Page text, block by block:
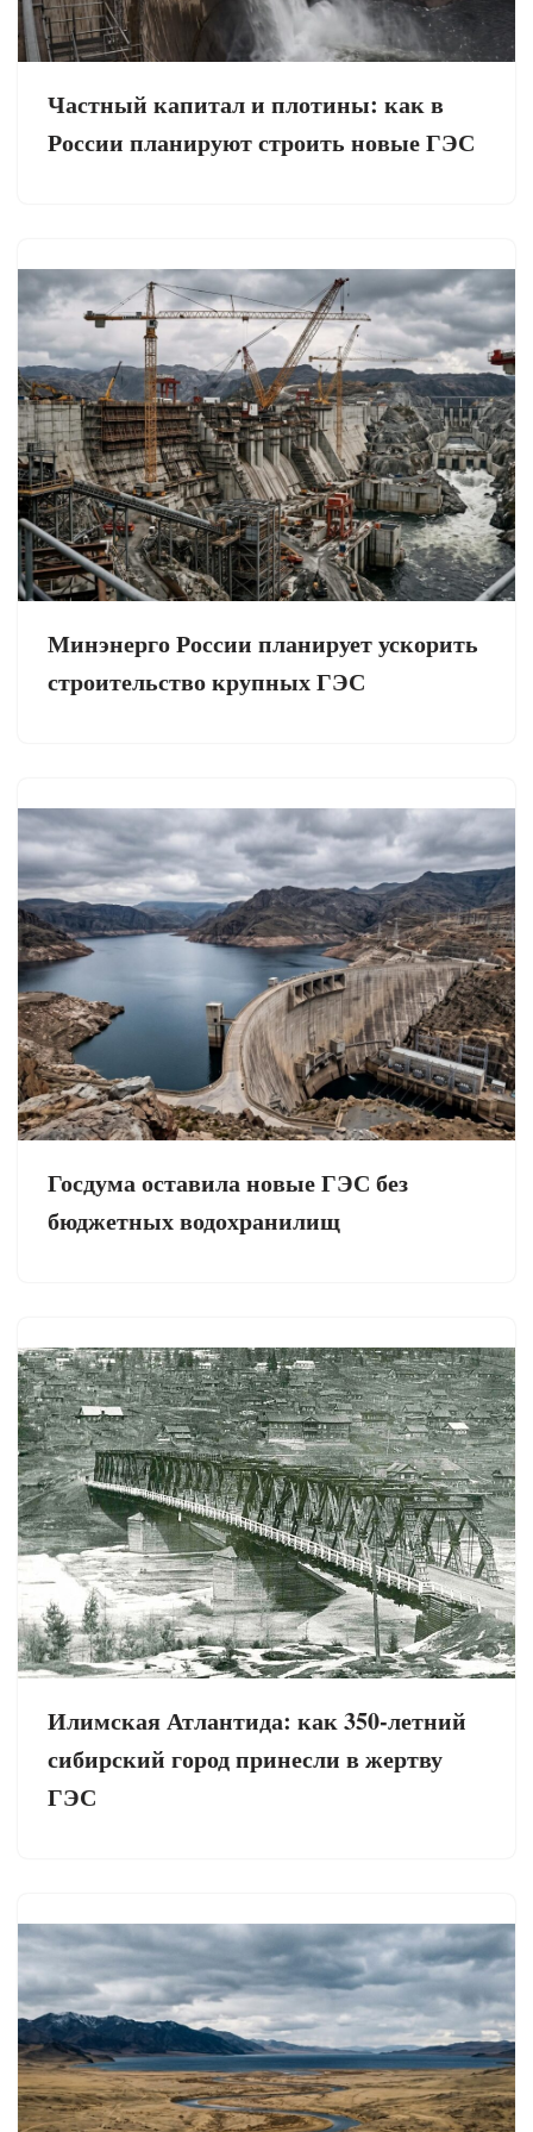
Частный капитал и плотины: как в
России планируют строить новые ГЭС
Минэнерго России планирует ускорить
строительство крупных ГЭС
Госдума оставила новые ГЭС без
бюджетных водохранилищ
Илимская Атлантида: как 350-летний
сибирский город принесли в жертву
ГЭС